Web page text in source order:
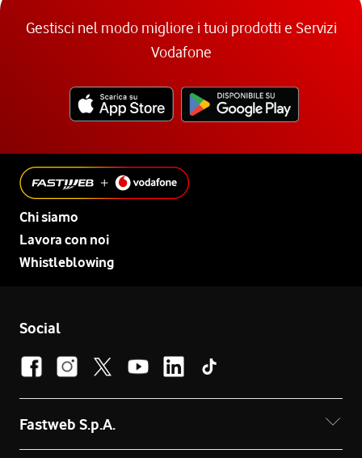
Gestisci nel modo migliore i tuoi prodotti e Servizi
Vodafone
Chi siamo
Lavora con noi
Whistleblowing
Social
Fastweb S.p.A.